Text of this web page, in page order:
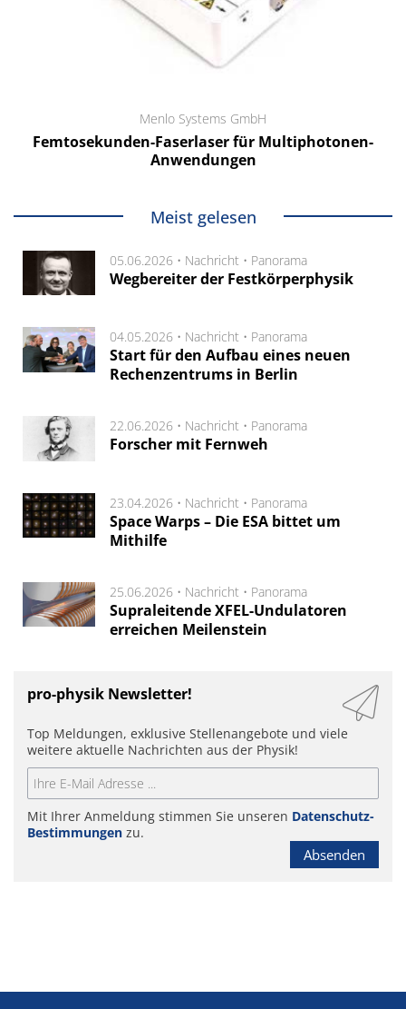
Menlo Systems GmbH
Femtosekunden-Faserlaser für Multiphotonen-
Anwendungen
Meist gelesen
05.06.2026 • Nachricht • Panorama
Wegbereiter der Festkörperphysik
04.05.2026 • Nachricht • Panorama
Start für den Aufbau eines neuen
Rechenzentrums in Berlin
22.06.2026 • Nachricht • Panorama
Forscher mit Fernweh
23.04.2026 • Nachricht • Panorama
Space Warps – Die ESA bittet um
Mithilfe
25.06.2026 • Nachricht • Panorama
Supraleitende XFEL-Undulatoren
erreichen Meilenstein
pro-physik Newsletter!
Top Meldungen, exklusive Stellenangebote und viele
weitere aktuelle Nachrichten aus der Physik!
Mit Ihrer Anmeldung stimmen Sie unseren Datenschutz-
Bestimmungen zu.
Absenden